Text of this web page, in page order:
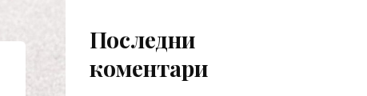
Последни
коментари